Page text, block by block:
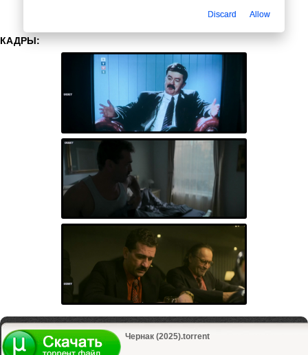
КАДРЫ:
Чернак (2025).torrent
Discard Allow